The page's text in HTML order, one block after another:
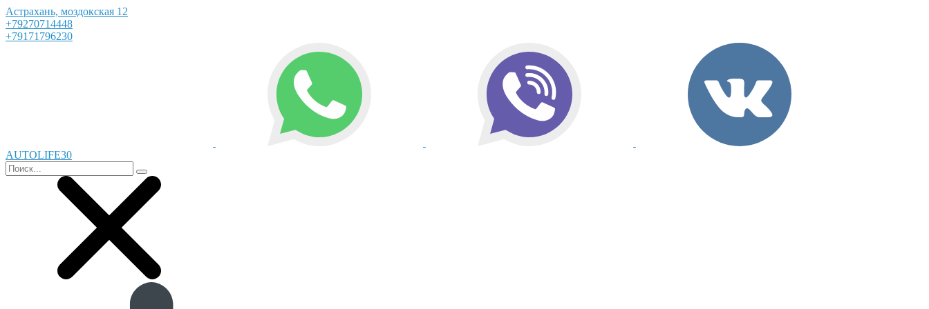
Астрахань, моздокская 12
+79270714448
+79171796230
AUTOLIFE30